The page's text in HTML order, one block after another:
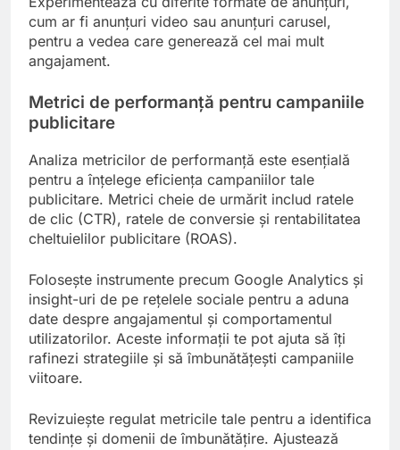
cum ar fi anunțuri video sau anunțuri carusel,
pentru a vedea care generează cel mai mult
angajament.
Metrici de performanță pentru campaniile
publicitare
Analiza metricilor de performanță este esențială
pentru a înțelege eficiența campaniilor tale
publicitare. Metrici cheie de urmărit includ ratele
de clic (CTR), ratele de conversie și rentabilitatea
cheltuielilor publicitare (ROAS).
Folosește instrumente precum Google Analytics și
insight-uri de pe rețelele sociale pentru a aduna
date despre angajamentul și comportamentul
utilizatorilor. Aceste informații te pot ajuta să îți
rafinezi strategiile și să îmbunătățești campaniile
viitoare.
Revizuiește regulat metricile tale pentru a identifica
tendințe și domenii de îmbunătățire. Ajustează